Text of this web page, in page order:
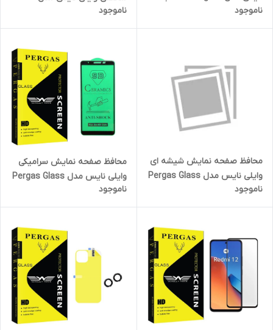
برای گوشی موبایل شیائومی
Redmi Note 14 Pro 5G /
ناموجود
موبایل سامسونگ Galaxy M51
ناموجود
محافظ صفحه نمایش شیشه ای
وایلی نایس مدل Pergas Glass
مناسب برای گوشی موبایل
سامسونگ Galaxy A71
ناموجود
محافظ صفحه نمایش سرامیکی
وایلی نایس مدل Pergas Glass
مناسب برای گوشی موبایل
سامسونگ Galaxy A01 core
ناموجود